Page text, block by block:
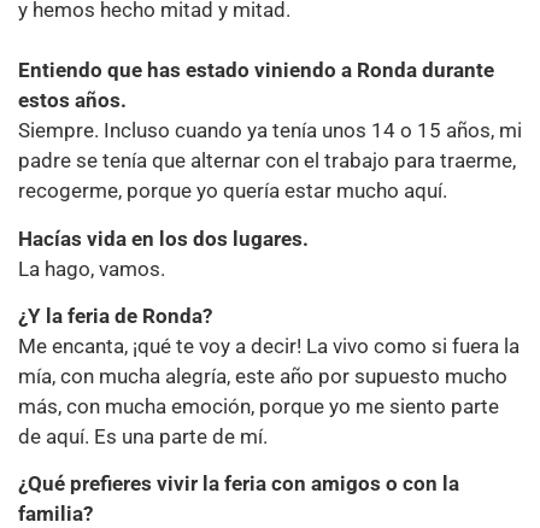
y hemos hecho mitad y mitad.
Entiendo que has estado viniendo a Ronda durante
estos años.
Siempre. Incluso cuando ya tenía unos 14 o 15 años, mi
padre se tenía que alternar con el trabajo para traerme,
recogerme, porque yo quería estar mucho aquí.
Hacías vida en los dos lugares.
La hago, vamos.
¿Y la feria de Ronda?
Me encanta, ¡qué te voy a decir! La vivo como si fuera la
mía, con mucha alegría, este año por supuesto mucho
más, con mucha emoción, porque yo me siento parte
de aquí. Es una parte de mí.
¿Qué prefieres vivir la feria con amigos o con la
familia?